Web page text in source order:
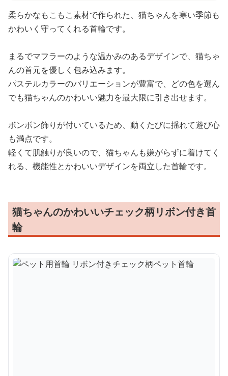
柔らかなもこもこ素材で作られた、猫ちゃんを寒い季節も
かわいく守ってくれる首輪です。
まるでマフラーのような温かみのあるデザインで、猫ちゃ
んの首元を優しく包み込みます。
パステルカラーのバリエーションが豊富で、どの色を選ん
でも猫ちゃんのかわいい魅力を最大限に引き出せます。
ボンボン飾りが付いているため、動くたびに揺れて遊び心
も満点です。
軽くて肌触りが良いので、猫ちゃんも嫌がらずに着けてく
れる、機能性とかわいいデザインを両立した首輪です。
猫ちゃんのかわいいチェック柄リボン付き首
輪